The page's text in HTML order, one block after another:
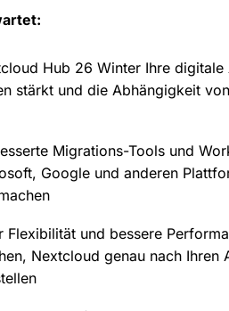
Hub 26 Winter Ihre digitale
stärkt und die Abhängigkeit
Migrations-Tools und
Google und anderen
Flexibilität und bessere
Nextcloud genau nach Ihren